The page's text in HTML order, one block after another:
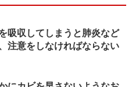
吸収してしまうと肺炎など
注意をしなければならない